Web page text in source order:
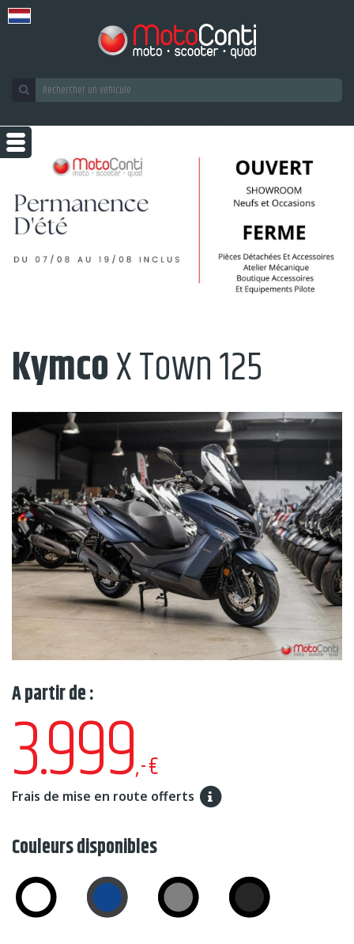
KymcoX Town 125
A partir de :
3.999,-€
Frais de mise en route offerts
Couleurs disponibles